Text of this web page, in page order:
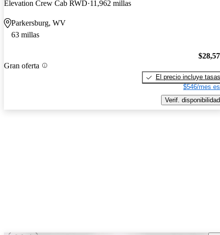
Elevation Crew Cab RWD 11,962 millas
Parkersburg, WV
63 millas
Gran oferta
El precio incluye tasas
$546/mes
Verif. disponibilidad